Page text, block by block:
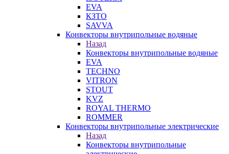
EVA
КЗТО
SAVVA
Конвекторы внутрипольные водяные
Назад
Конвекторы внутрипольные водяные
EVA
TECHNO
VITRON
STOUT
KVZ
ROYAL THERMO
ROMMER
Конвекторы внутрипольные электрические
Назад
Конвекторы внутрипольные